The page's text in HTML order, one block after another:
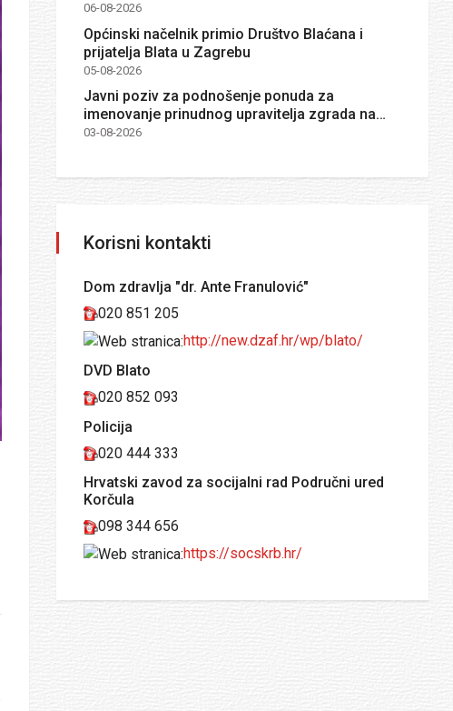
06-08-2026
Općinski načelnik primio Društvo Blaćana i
prijatelja Blata u Zagrebu
05-08-2026
Javni poziv za podnošenje ponuda za
imenovanje prinudnog upravitelja zgrada na…
03-08-2026
Korisni kontakti
Dom zdravlja "dr. Ante Franulović"
020 851 205
http://new.dzaf.hr/wp/blato/
DVD Blato
020 852 093
Policija
020 444 333
Hrvatski zavod za socijalni rad Područni ured
Korčula
098 344 656
https://socskrb.hr/